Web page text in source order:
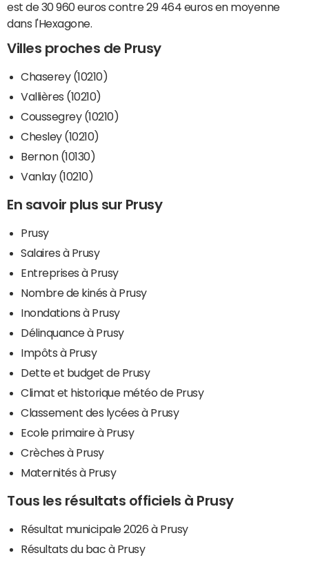
est de 30 960 euros contre 29 464 euros en moyenne
dans l'Hexagone.
Villes proches de Prusy
Chaserey (10210)
Vallières (10210)
Coussegrey (10210)
Chesley (10210)
Bernon (10130)
Vanlay (10210)
En savoir plus sur Prusy
Prusy
Salaires à Prusy
Entreprises à Prusy
Nombre de kinés à Prusy
Inondations à Prusy
Délinquance à Prusy
Impôts à Prusy
Dette et budget de Prusy
Climat et historique météo de Prusy
Classement des lycées à Prusy
Ecole primaire à Prusy
Crèches à Prusy
Maternités à Prusy
Tous les résultats officiels à Prusy
Résultat municipale 2026 à Prusy
Résultats du bac à Prusy